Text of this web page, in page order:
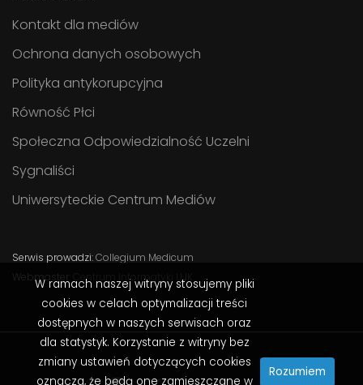
Kontakt dla mediów
Ochrona danych osobowych
Polityka antykorupcyjna
Równość Płci
Społeczna Odpowiedzialność Uczelni
Sygnaliści
Uniwersyteckie Centrum Mediów
Serwis prowadzi:Collegium Medicum
Webmaster:
Centrum Informatyki UJK
W ramach naszej witryny stosujemy pliki
cookies w celach optymalizacji treści
dostępnych w naszych serwisach oraz
dla statystyk. Korzystanie z witryny bez
zmiany ustawień dotyczących cookies
oznacza, że będą one zamieszczane w
Rozumiem